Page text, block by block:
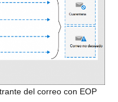
del correo con EOP